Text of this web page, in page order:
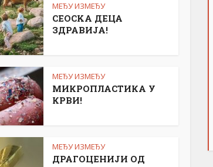
МЕЂУ ИЗМЕЂУ
СЕОСKА ДЕЦА
ЗДРАВИЈА!
МЕЂУ ИЗМЕЂУ
МИКРОПЛАСТИКА У
КРВИ!
МЕЂУ ИЗМЕЂУ
ДРАГОЦЕНИЈИ ОД